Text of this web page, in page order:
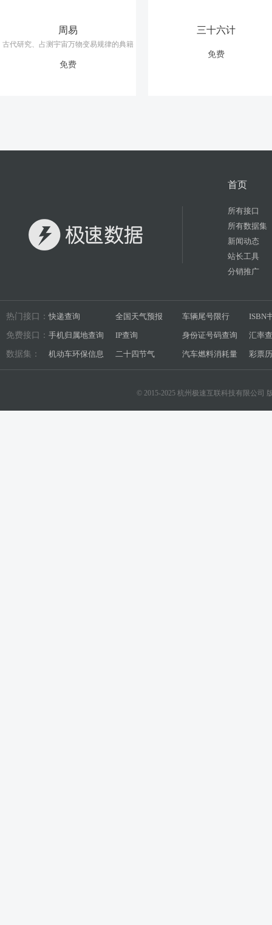
周易
古代研究、占测宇宙万物变易规律的典籍
免费
三十六计
免费
首页
所有接口
所有数据集
新闻动态
站长工具
分销推广
热门接口： 快递查询 全国天气预报 车辆尾号限行 ISBN
免费接口： 手机归属地查询 IP查询 身份证号码查询 汇率
数据集： 机动车环保信息 二十四节气 汽车燃料消耗量 彩票
© 2015-2025 杭州极速互联科技有限公司